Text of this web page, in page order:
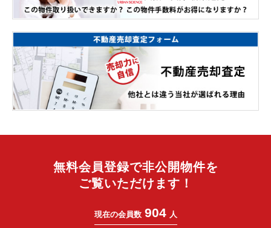
無料会員登録で非公開物件を
ご覧いただけます！
現在の会員数 904 人